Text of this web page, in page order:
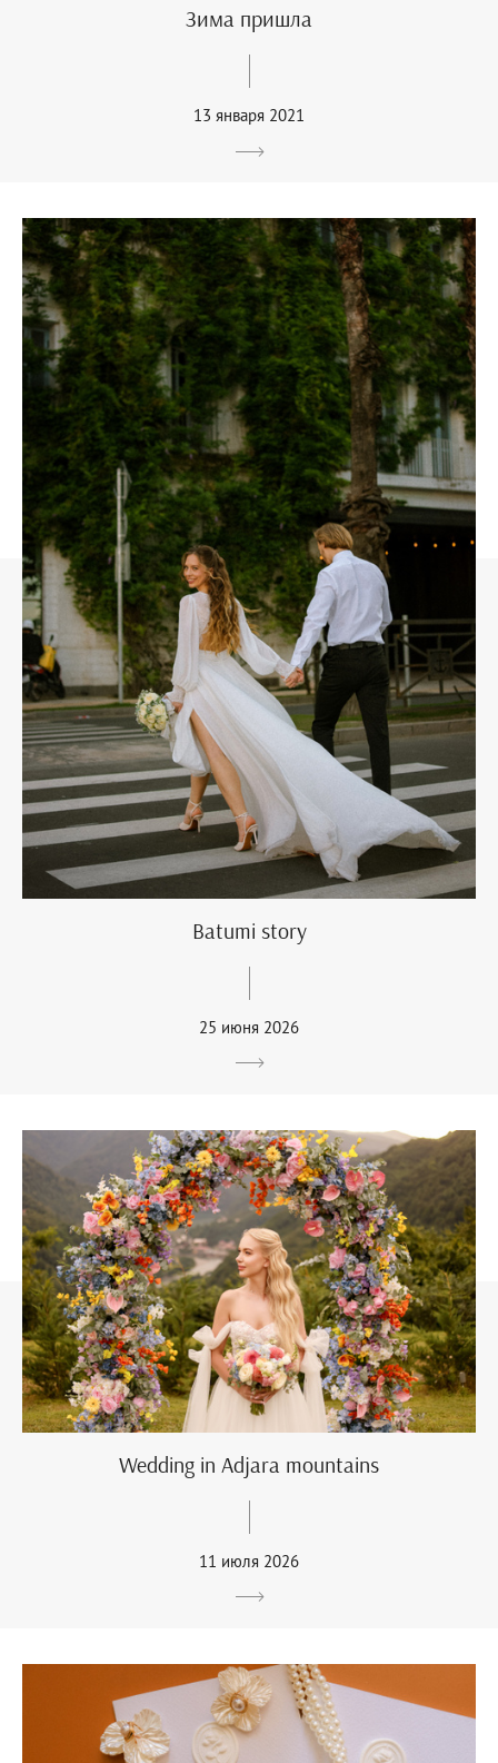
Зима пришла
13 января 2021
Batumi story
25 июня 2026
Wedding in Adjara mountains
11 июля 2026